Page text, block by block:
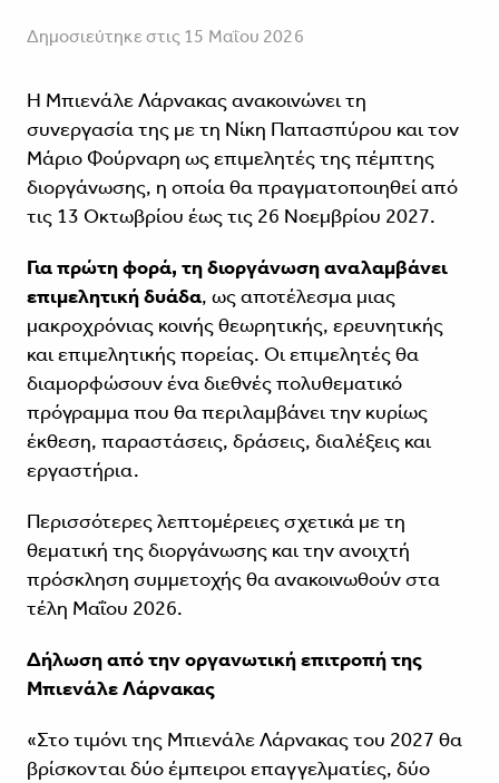
Δημοσιεύτηκε στις 15 Μαΐου 2026
Η Μπιενάλε Λάρνακας ανακοινώνει τη
συνεργασία της με τη Νίκη Παπασπύρου και τον
Μάριο Φούρναρη ως επιμελητές της πέμπτης
διοργάνωσης, η οποία θα πραγματοποιηθεί από
τις 13 Οκτωβρίου έως τις 26 Νοεμβρίου 2027.
Για πρώτη φορά, τη διοργάνωση αναλαμβάνει
επιμελητική δυάδα, ως αποτέλεσμα μιας
μακροχρόνιας κοινής θεωρητικής, ερευνητικής
και επιμελητικής πορείας. Οι επιμελητές θα
διαμορφώσουν ένα διεθνές πολυθεματικό
πρόγραμμα που θα περιλαμβάνει την κυρίως
έκθεση, παραστάσεις, δράσεις, διαλέξεις και
εργαστήρια.
Περισσότερες λεπτομέρειες σχετικά με τη
θεματική της διοργάνωσης και την ανοιχτή
πρόσκληση συμμετοχής θα ανακοινωθούν στα
τέλη Μαΐου 2026.
Δήλωση από την οργανωτική επιτροπή της
Μπιενάλε Λάρνακας
«Στο τιμόνι της Μπιενάλε Λάρνακας του 2027 θα
βρίσκονται δύο έμπειροι επαγγελματίες, δύο